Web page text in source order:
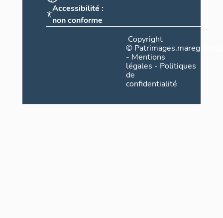
Accessibilité :
non conforme
Copyright
©
- Mentions
légales - Politiques
de
confidentialité